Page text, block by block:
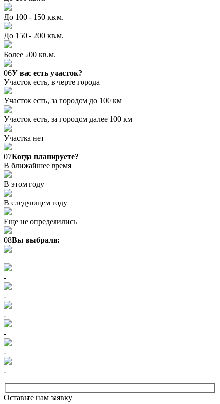
До 100 - 150 кв.м.
До 150 - 200 кв.м.
Более 200 кв.м.
06У вас есть участок?
Участок есть, в черте города
Участок есть, за городом до 100 км
Участок есть, за городом далее 100 км
Участка нет
07Когда планируете?
В ближайшее время
В этом году
В следующем году
Еще не определились
08Вы выбрали:
-
-
-
-
-
-
-
Оставьте нам заявку